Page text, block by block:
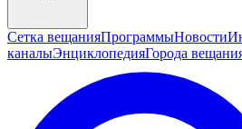
Сетка вещанияПрограммыНовости
каналыЭнциклопедияГорода